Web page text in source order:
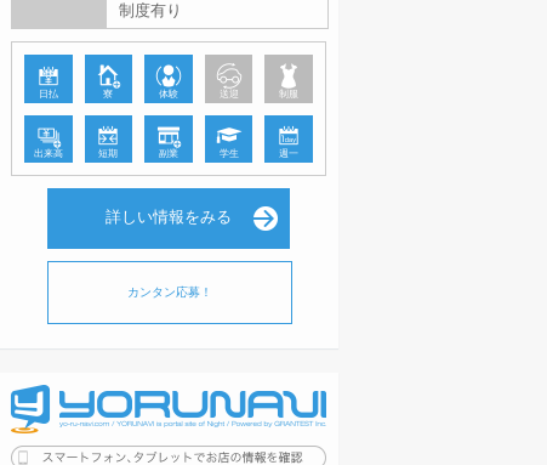
制度有り
日払 寮 体験 送迎 制服
出来高 短期 副業 学生 週一
詳しい情報をみる
カンタン応募！